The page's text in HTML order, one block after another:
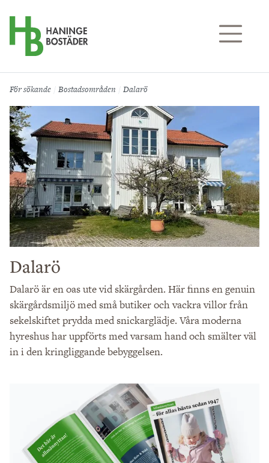
För sökande Bostadsområden Dalarö
Dalarö
Dalarö är en oas ute vid skärgården. Här finns en genuin
skärgårdsmiljö med små butiker och vackra villor från
sekelskiftet prydda med snickarglädje. Våra moderna
hyreshus har uppförts med varsam hand och smälter väl
in i den kringliggande bebyggelsen.